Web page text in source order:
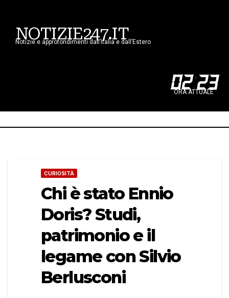
NOTIZIE247.IT
Notizie e approfondimenti dall’Italia e dall’Estero
02:23
ORA ATTUALE
CURIOSITÀ
Chi è stato Ennio
Doris? Studi,
patrimonio e il
legame con Silvio
Berlusconi